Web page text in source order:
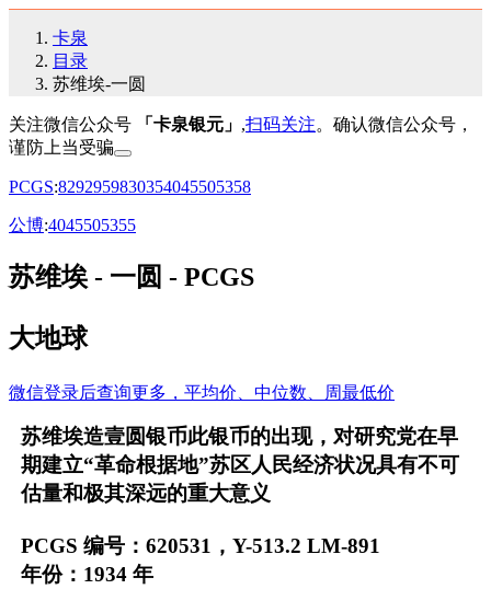
卡泉
目录
苏维埃-一圆
关注微信公众号 「卡泉银元」 ,扫码关注。确认微信公众号，
谨防上当受骗
PCGS:8292959830354045505358
公博:4045505355
苏维埃 - 一圆 - PCGS
大地球
微信登录后查询更多，平均价、中位数、周最低价
苏维埃造壹圆银币此银币的出现，对研究党在早
期建立“革命根据地”苏区人民经济状况具有不可
估量和极其深远的重大意义
PCGS 编号：620531，Y-513.2 LM-891
年份：1934 年